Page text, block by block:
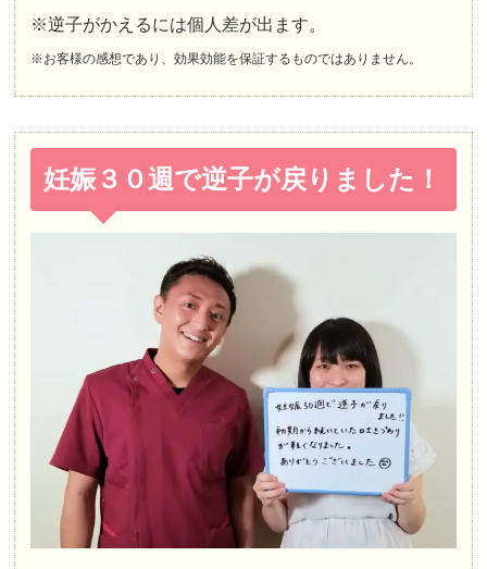
※逆子がかえるには個人差が出ます。
※お客様の感想であり、効果効能を保証するものではありません。
妊娠３０週で逆子が戻りました！